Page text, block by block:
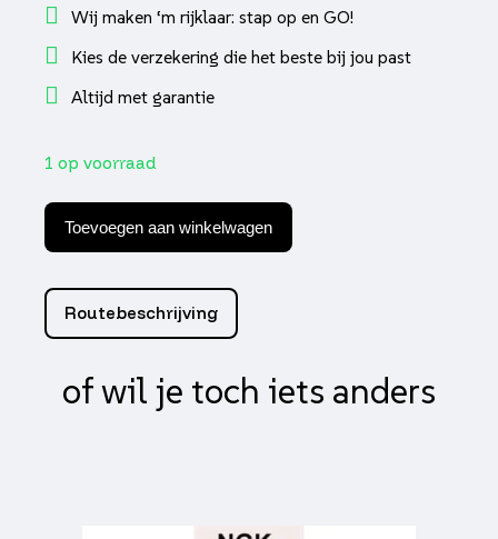
Wij maken ‘m rijklaar: stap op en GO!
Kies de verzekering die het beste bij jou past
Altijd met garantie
1 op voorraad
yss
pro-
x
290mm
zwart
kymco,
peugeot,
sco
Toevoegen aan winkelwagen
Routebeschrijving
of wil je toch iets anders